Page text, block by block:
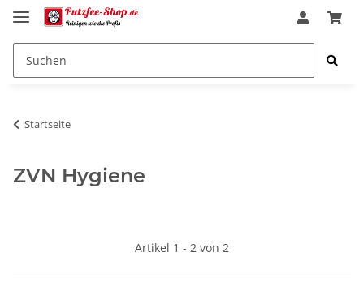
Startseite
ZVN Hygiene
Artikel 1 - 2 von 2